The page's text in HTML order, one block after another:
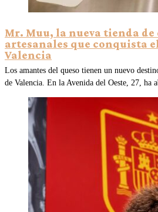
Mr. Muu, la nueva tienda
artesanales que conquista
Valencia
Los amantes del queso tienen un nuevo
de Valencia. En la Avenida del Oeste, 27, ha